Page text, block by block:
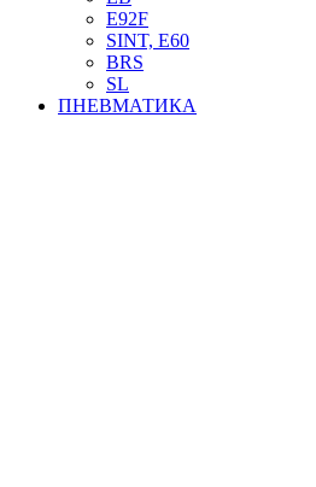
Е92F
SINT, E60
BRS
SL
ПНЕВМАТИКА